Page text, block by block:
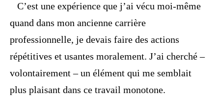
C’est une expérience que j’ai vécu moi-même
quand dans mon ancienne carrière
professionnelle, je devais faire des actions
répétitives et usantes moralement. J’ai cherché –
volontairement – un élément qui me semblait
plus plaisant dans ce travail monotone.